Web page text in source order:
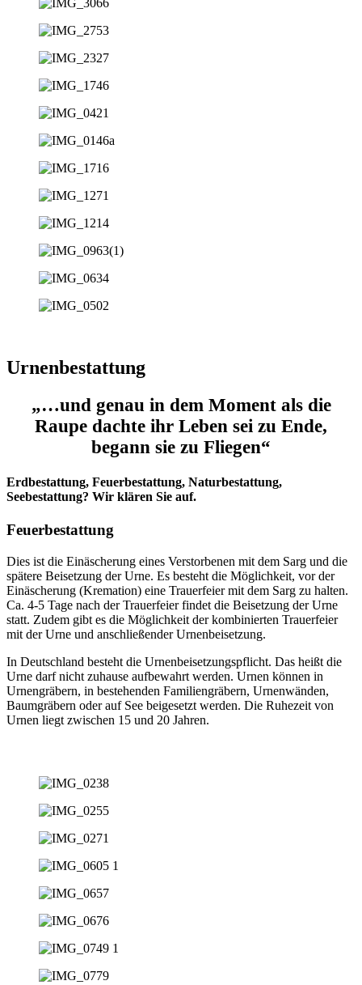
Urnenbestattung
„…und genau in dem Moment als die
Raupe dachte ihr Leben sei zu Ende,
begann sie zu Fliegen“
Erdbestattung, Feuerbestattung, Naturbestattung,
Seebestattung? Wir klären Sie auf.
Feuerbestattung
Dies ist die Einäscherung eines Verstorbenen mit dem Sarg und die
spätere Beisetzung der Urne. Es besteht die Möglichkeit, vor der
Einäscherung (Kremation) eine Trauerfeier mit dem Sarg zu halten.
Ca. 4-5 Tage nach der Trauerfeier findet die Beisetzung der Urne
statt. Zudem gibt es die Möglichkeit der kombinierten Trauerfeier
mit der Urne und anschließender Urnenbeisetzung.
In Deutschland besteht die Urnenbeisetzungspflicht. Das heißt die
Urne darf nicht zuhause aufbewahrt werden. Urnen können in
Urnengräbern, in bestehenden Familiengräbern, Urnenwänden,
Baumgräbern oder auf See beigesetzt werden. Die Ruhezeit von
Urnen liegt zwischen 15 und 20 Jahren.